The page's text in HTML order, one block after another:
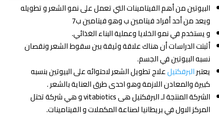
البيوتين من أهم الفيتامينات التي تعمل على نمو الشعر و تطويله
ويعد من أحد أفراد فيتامين ب وهو فيتامين ب7
و يستخدم في نمو الخلايا وعملية البناء الغذائي.
أثبتت الدراسات أن هناك علاقة وثيقة بين سقوط الشعر ونقصان
نسبه البيوتين في الجسم.
يعتبرالبرفكتيلعلاج تطويل الشعر لاحتوائه على البيوتين بنسبه
كبيرة والمعادن اللازمة وهو احدى طرق العناية بالشعر .
الشركة المنتجة لـ البرفكتيل هى vitabiotics و هي شركة تحتل
المركز الاول في بريطانيا لصناعة المكملات و الفيتامينات.